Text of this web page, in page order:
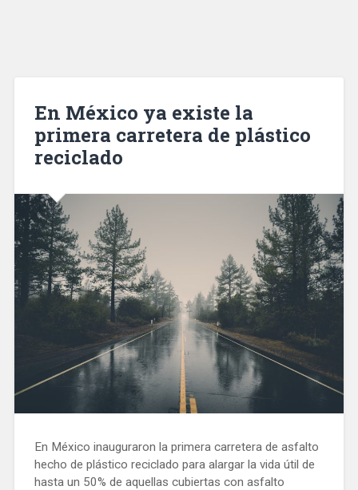
En México ya existe la
primera carretera de plástico
reciclado
En México inauguraron la primera carretera de asfalto
hecho de plástico reciclado para alargar la vida útil de
hasta un 50% de aquellas cubiertas con asfalto